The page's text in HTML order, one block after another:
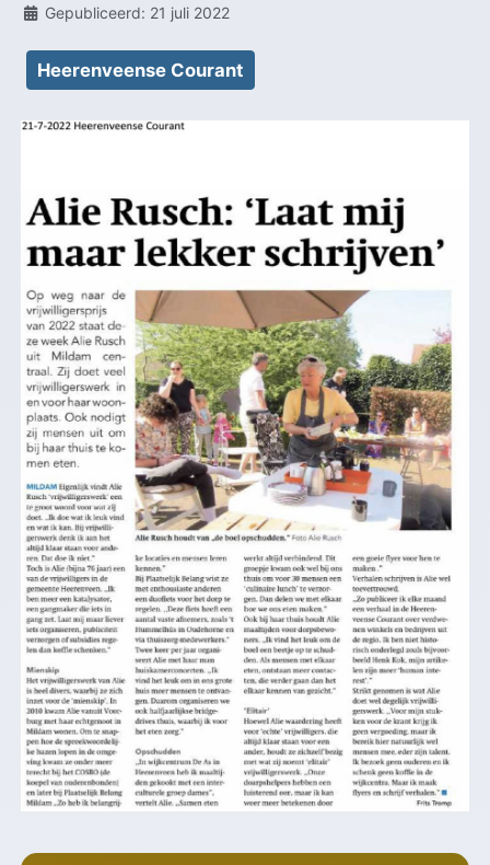
Details
Gepubliceerd: 21 juli 2022
Heerenveense Courant